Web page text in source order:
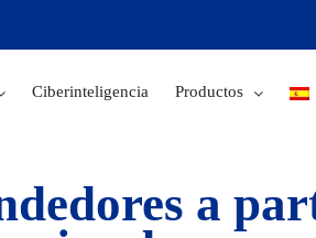
Ciberinteligencia Productos
a